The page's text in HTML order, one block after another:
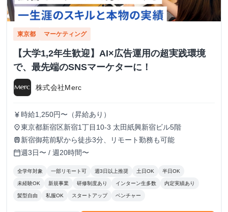
東京都 マーケティング
【大学1,2年生歓迎】AI×広告運用の超実践環境
で、最先端のSNSマーケターに！
株式会社Merc
currency_yen 時給1,250円〜（昇給あり）
place東京都新宿区新宿1丁目10-3 太田紙興新宿ビル5階
train 新宿御苑前駅から徒歩3分、リモート勤務も可能
calendar_today週3日〜 / 週20時間〜
全学年対象 一部リモート可 週3日以上推奨 土日OK 半日OK
未経験OK 新規事業 研修制度あり インターン生多数 内定実績あり
髪型自由 私服OK スタートアップ ベンチャー